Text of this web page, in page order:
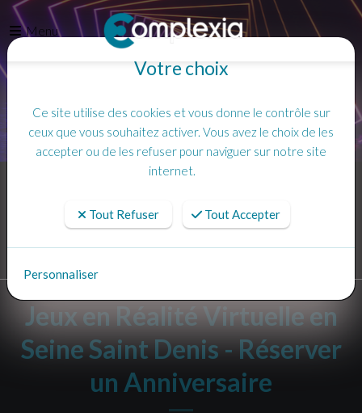
Menu
Jeux en Réalité Virtuelle en
Seine Saint Denis - Réserver
un Anniversaire
Votre choix
Ce site utilise des cookies et vous donne le contrôle sur
ceux que vous souhaitez activer. Vous avez le choix de les
accepter ou de les refuser pour naviguer sur notre site
internet.
Tout Refuser Tout Accepter
Personnaliser